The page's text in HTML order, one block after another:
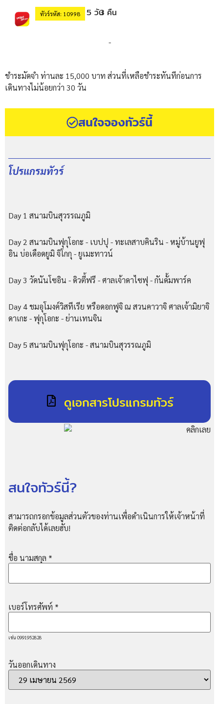
ทัวร์รหัส: 10998 5 วัน3 คืน
-
ชำระมัดจำ ท่านละ 15,000 บาท ส่วนที่เหลือชำระทันทีก่อนการ
เดินทางไม่น้อยกว่า 30 วัน
สนใจจองทัวร์นี้
โปรแกรมทัวร์
Day 1 สนามบินสุวรรณภูมิ
Day 2 สนามบินฟุกุโอกะ - เบปปุ - ทะเลสาบคินริน - หมู่บ้านยูฟุ
อิน บ่อเดือดยูมิ จิโกกุ - ยูเมะทาวน์
Day 3 วัดนันโซอิน - ดิวตี้ฟรี - ศาลเจ้าดาไซฟุ - กันดั้มพาร์ค
Day 4 ชมอุโมงค์วิสทีเรีย หรือดอกฟูจิ ณ สวนคาวาจิ ศาลเจ้ามิยาจิ
ดาเกะ - ฟุกุโอกะ - ย่านเทนจิน
Day 5 สนามบินฟุกุโอกะ - สนามบินสุวรรณภูมิ
ดูเอกสารโปรแกรมทัวร์
สนใจทัวร์นี้?
สามารถกรอกข้อมูลส่วนตัวของท่านเพื่อดำเนินการให้เจ้าหน้าที่
ติดต่อกลับได้เลยฮับ!
ชื่อ นามสกุล *
เบอร์โทรศัพท์ *
เช่น 0991952828
วันออกเดินทาง